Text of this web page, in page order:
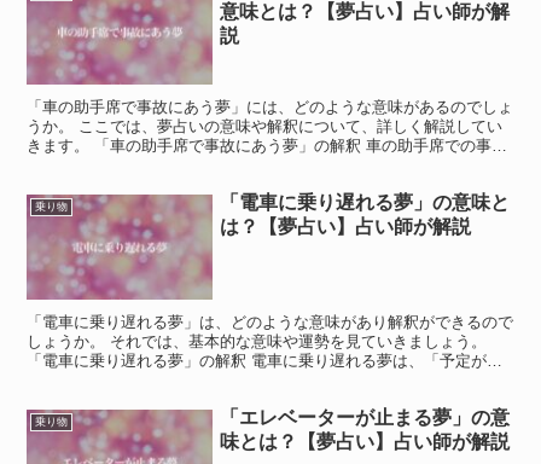
意味とは？【夢占い】占い師が解
説
「車の助手席で事故にあう夢」には、どのような意味があるのでしょ
うか。 ここでは、夢占いの意味や解釈について、詳しく解説してい
きます。 「車の助手席で事故にあう夢」の解釈 車の助手席での事故
乗り物
「電車に乗り遅れる夢」の意味と
は？【夢占い】占い師が解説
「電車に乗り遅れる夢」は、どのような意味があり解釈ができるので
しょうか。 それでは、基本的な意味や運勢を見ていきましょう。
「電車に乗り遅れる夢」の解釈 電車に乗り遅れる夢は、「予定が狂
乗り物
「エレベーターが止まる夢」の意
味とは？【夢占い】占い師が解説